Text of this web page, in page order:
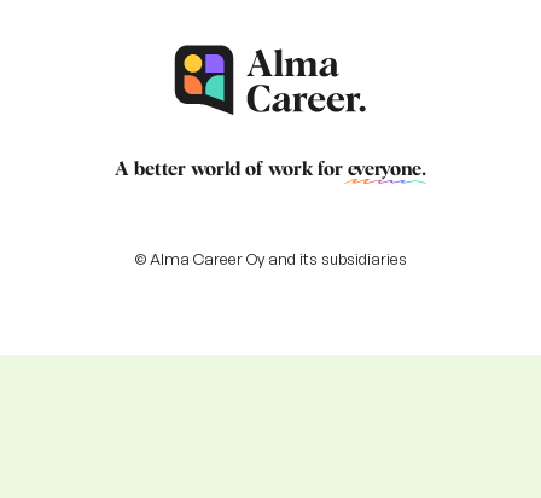
A better world of work for everyone.
© Alma Career Oy and its subsidiaries